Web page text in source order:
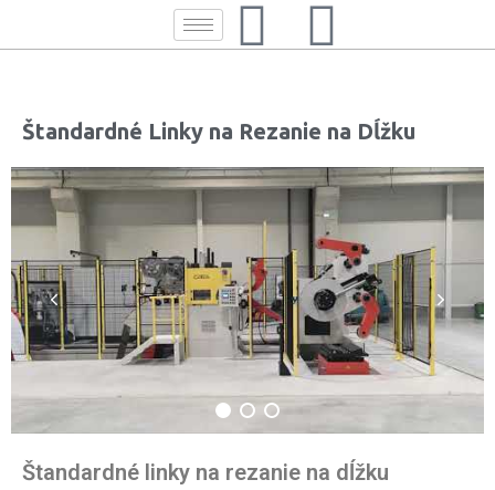
Štandardné Linky na Rezanie na Dĺžku
Štandardné linky na rezanie na dĺžku